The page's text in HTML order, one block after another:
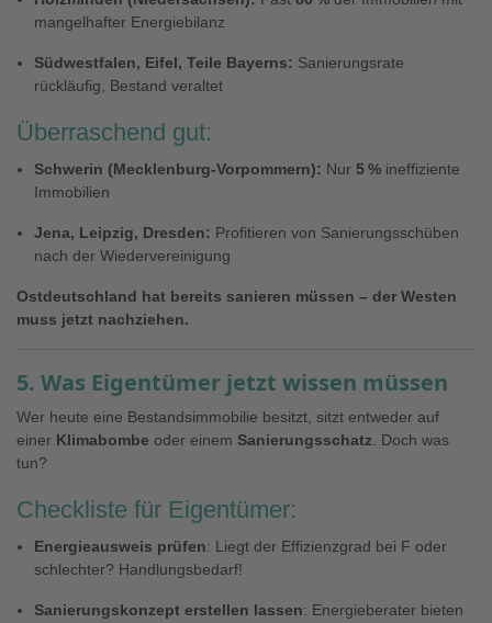
mangelhafter Energiebilanz
Südwestfalen, Eifel, Teile Bayerns: Sanierungsrate
rückläufig, Bestand veraltet
Überraschend gut:
Schwerin (Mecklenburg-Vorpommern): Nur 5 % ineffiziente
Immobilien
Jena, Leipzig, Dresden: Profitieren von Sanierungsschüben
nach der Wiedervereinigung
Ostdeutschland hat bereits sanieren müssen – der Westen
muss jetzt nachziehen.
5. Was Eigentümer jetzt wissen müssen
Wer heute eine Bestandsimmobilie besitzt, sitzt entweder auf
einer Klimabombe oder einem Sanierungsschatz . Doch was
tun?
Checkliste für Eigentümer:
Energieausweis prüfen: Liegt der Effizienzgrad bei F oder
schlechter? Handlungsbedarf!
Sanierungskonzept erstellen lassen: Energieberater bieten